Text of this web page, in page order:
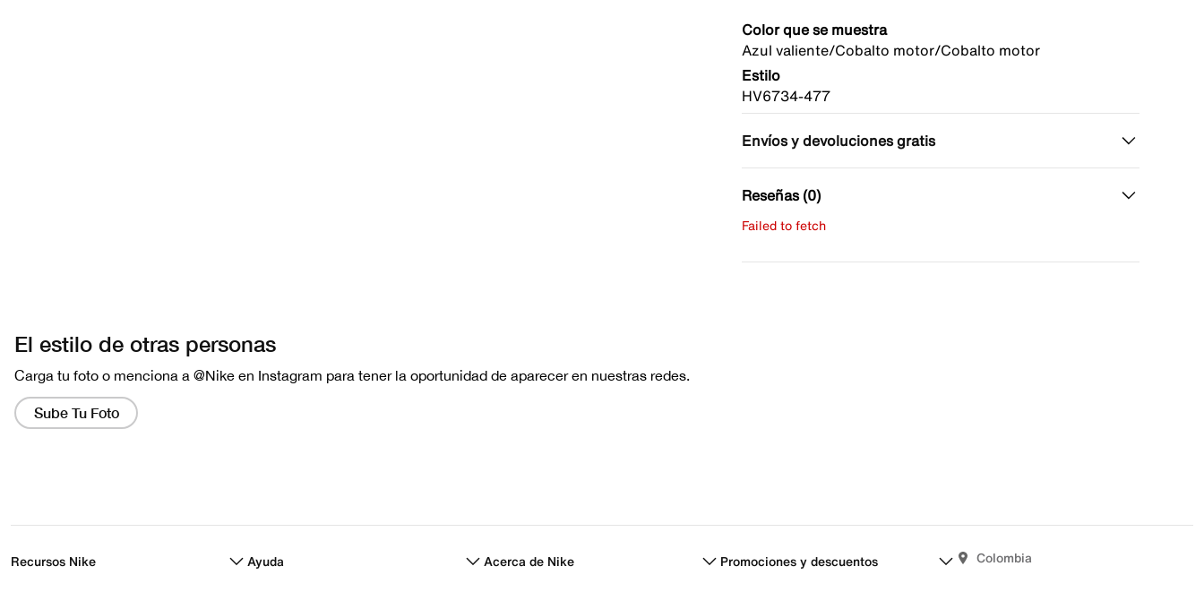
Color que se muestra
Azul valiente/Cobalto motor/Cobalto motor
Estilo
HV6734-477
Envíos y devoluciones gratis
Reseñas (0)
Failed to fetch
Recursos Nike Ayuda Acerca de Nike Promociones y descuentos Colombia